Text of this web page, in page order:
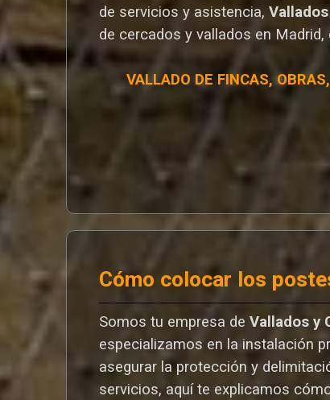
de servicios y asistencia,
de cercados y vallados en
VALLADO DE FINCAS,
Cómo colocar los
Somos tu empresa deVallados y
especializamos en la instalación
asegurar la protección y
servicios, aquí te explicamos